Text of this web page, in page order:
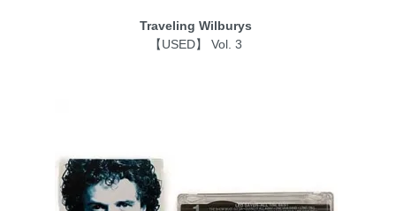
Traveling Wilburys
【USED】 Vol. 3